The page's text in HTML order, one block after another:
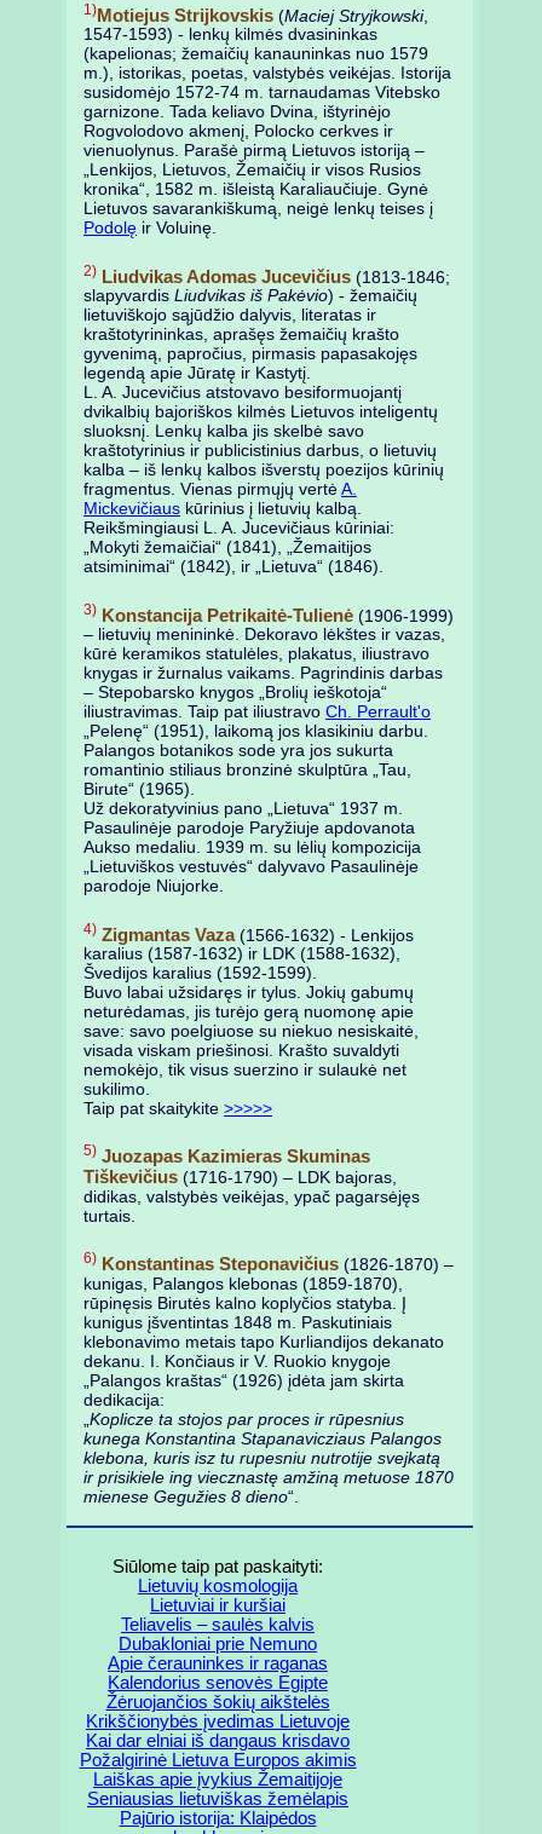
1)Motiejus Strijkovskis (Maciej Stryjkowski,
1547-1593) - lenkų kilmės dvasininkas
(kapelionas; žemaičių kanauninkas nuo 1579
m.), istorikas, poetas, valstybės veikėjas. Istorija
susidomėjo 1572-74 m. tarnaudamas Vitebsko
garnizone. Tada keliavo Dvina, ištyrinėjo
Rogvolodovo akmenį, Polocko cerkves ir
vienuolynus. Parašė pirmą Lietuvos istoriją –
„Lenkijos, Lietuvos, Žemaičių ir visos Rusios
kronika“, 1582 m. išleistą Karaliaučiuje. Gynė
Lietuvos savarankiškumą, neigė lenkų teises į
Podolę ir Voluinę.
2) Liudvikas Adomas Jucevičius (1813-1846;
slapyvardis Liudvikas iš Pakėvio) - žemaičių
lietuviškojo sąjūdžio dalyvis, literatas ir
kraštotyrininkas, aprašęs žemaičių krašto
gyvenimą, papročius, pirmasis papasakojęs
legendą apie Jūratę ir Kastytį.
L. A. Jucevičius atstovavo besiformuojantį
dvikalbių bajoriškos kilmės Lietuvos inteligentų
sluoksnį. Lenkų kalba jis skelbė savo
kraštotyrinius ir publicistinius darbus, o lietuvių
kalba – iš lenkų kalbos išverstų poezijos kūrinių
fragmentus. Vienas pirmųjų vertėA.
Mickevičiaus kūrinius į lietuvių kalbą.
Reikšmingiausi L. A. Jucevičiaus kūriniai:
„Mokyti žemaičiai“ (1841), „Žemaitijos
atsiminimai“ (1842), ir „Lietuva“ (1846).
3) Konstancija Petrikaitė-Tulienė (1906-1999)
– lietuvių menininkė. Dekoravo lėkštes ir vazas,
kūrė keramikos statulėles, plakatus, iliustravo
knygas ir žurnalus vaikams. Pagrindinis darbas
– Stepobarsko knygos „Brolių ieškotoja“
iliustravimas. Taip pat iliustravo Ch. Perrault'o
„Pelenę“ (1951), laikomą jos klasikiniu darbu.
Palangos botanikos sode yra jos sukurta
romantinio stiliaus bronzinė skulptūra „Tau,
Birute“ (1965).
Už dekoratyvinius pano „Lietuva“ 1937 m.
Pasaulinėje parodoje Paryžiuje apdovanota
Aukso medaliu. 1939 m. su lėlių kompozicija
„Lietuviškos vestuvės“ dalyvavo Pasaulinėje
parodoje Niujorke.
4) Zigmantas Vaza (1566-1632) - Lenkijos
karalius (1587-1632) ir LDK (1588-1632),
Švedijos karalius (1592-1599).
Buvo labai užsidaręs ir tylus. Jokių gabumų
neturėdamas, jis turėjo gerą nuomonę apie
save: savo poelgiuose su niekuo nesiskaitė,
visada viskam priešinosi. Krašto suvaldyti
nemokėjo, tik visus suerzino ir sulaukė net
sukilimo.
Taip pat skaitykite >>>>>
5) Juozapas Kazimieras Skuminas
Tiškevičius (1716-1790) – LDK bajoras,
didikas, valstybės veikėjas, ypač pagarsėjęs
turtais.
6) Konstantinas Steponavičius (1826-1870) –
kunigas, Palangos klebonas (1859-1870),
rūpinęsis Birutės kalno koplyčios statyba. Į
kunigus įšventintas 1848 m. Paskutiniais
klebonavimo metais tapo Kurliandijos dekanato
dekanu. I. Končiaus ir V. Ruokio knygoje
„Palangos kraštas“ (1926) įdėta jam skirta
dedikacija:
Koplicze ta stojos par proces ir rūpesnius
kunega Konstantina Stapanavicziaus Palangos
klebona, kuris isz tu rupesniu nutrotije svejkatą
ir prisikiele ing viecznastę amžiną metuose 1870
mienese Gegužies 8 dieno“.
Siūlome taip pat paskaityti:
Lietuvių kosmologija
Lietuviai ir kuršiai
Teliavelis – saulės kalvis
Dubakloniai prie Nemuno
Apie čerauninkes ir raganas
Kalendorius senovės Egipte
Žėruojančios šokių aikštelės
Krikščionybės įvedimas Lietuvoje
Kai dar elniai iš dangaus krisdavo
Požalgirinė Lietuva Europos akimis
Laiškas apie įvykius Žemaitijoje
Seniausias lietuviškas žemėlapis
Pajūrio istorija: Klaipėdos